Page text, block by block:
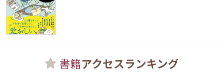
書籍アクセスランキング